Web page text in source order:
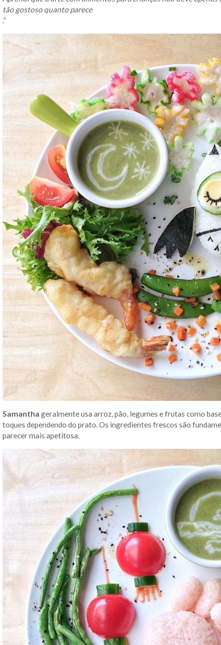
tão gostoso quanto parece
.”
Samantha geralmente usa arroz, pão, legumes e frutas como
toques dependendo do prato. Os ingredientes frescos são
parecer mais apetitosa.